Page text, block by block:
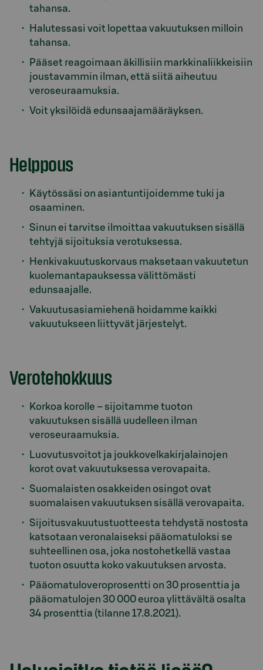
tahansa.
Halutessasi voit lopettaa vakuutuksen milloin
tahansa.
Pääset reagoimaan äkillisiin markkinaliikkeisiin
joustavammin ilman, että siitä aiheutuu
veroseuraamuksia.
Voit yksilöidä edunsaajamääräyksen.
Helppous
Käytössäsi on asiantuntijoidemme tuki ja
osaaminen.
Sinun ei tarvitse ilmoittaa vakuutuksen sisällä
tehtyjä sijoituksia verotuksessa.
Henkivakuutuskorvaus maksetaan vakuutetun
kuolemantapauksessa välittömästi
edunsaajalle.
Vakuutusasiamiehenä hoidamme kaikki
vakuutukseen liittyvät järjestelyt.
Verotehokkuus
Korkoa korolle – sijoitamme tuoton
vakuutuksen sisällä uudelleen ilman
veroseuraamuksia.
Luovutusvoitot ja joukkovelkakirjalainojen
korot ovat vakuutuksessa verovapaita.
Suomalaisten osakkeiden osingot ovat
suomalaisen vakuutuksen sisällä verovapaita.
Sijoitusvakuutustuotteesta tehdystä nostosta
katsotaan veronalaiseksi pääomatuloksi se
suhteellinen osa, joka nostohetkellä vastaa
tuoton osuutta koko vakuutuksen arvosta.
Pääomatuloveroprosentti on 30 prosenttia ja
pääomatulojen 30 000 euroa ylittävältä osalta
34 prosenttia (tilanne 17.8.2021).